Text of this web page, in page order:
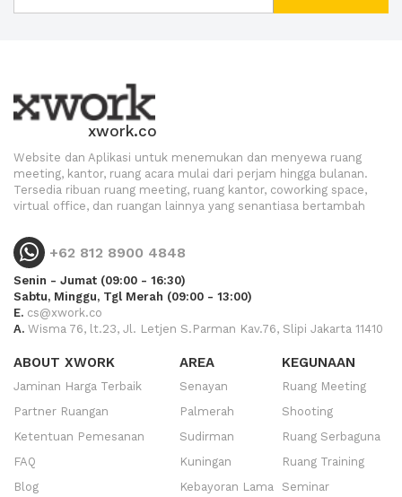
xwork.co
Website dan Aplikasi untuk menemukan dan menyewa ruang
meeting, kantor, ruang acara mulai dari perjam hingga bulanan.
Tersedia ribuan ruang meeting, ruang kantor, coworking space,
virtual office, dan ruangan lainnya yang senantiasa bertambah
+62 812 8900 4848
Senin - Jumat (09:00 - 16:30)
Sabtu, Minggu, Tgl Merah (09:00 - 13:00)
E. cs@xwork.co
A. Wisma 76, lt.23, Jl. Letjen S.Parman Kav.76, Slipi Jakarta 11410
ABOUT XWORK
Jaminan Harga Terbaik
Partner Ruangan
Ketentuan Pemesanan
FAQ
Blog
AREA
Senayan
Palmerah
Sudirman
Kuningan
Kebayoran Lama
KEGUNAAN
Ruang Meeting
Shooting
Ruang Serbaguna
Ruang Training
Seminar